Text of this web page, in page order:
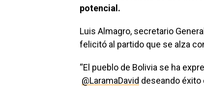
potencial.
Luis Almagro, secretario
felicitó al partido que se alza
“El pueblo de Bolivia se ha
@LaramaDavid deseando éxito